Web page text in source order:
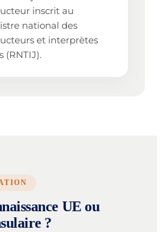
inscrit au
national des
et interprètes
(RNTIJ).
UE ou
?